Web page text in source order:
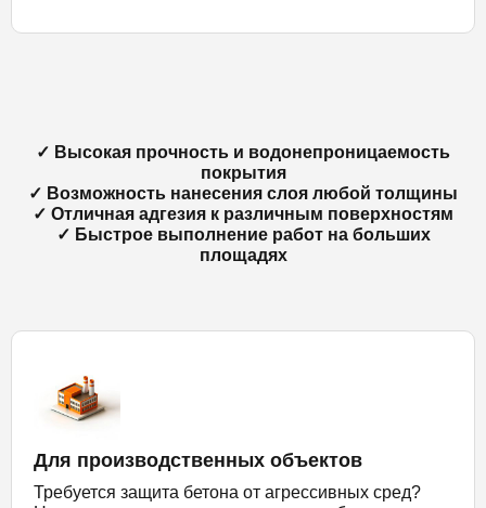
✓ Высокая прочность и водонепроницаемость
покрытия
✓ Возможность нанесения слоя любой толщины
✓ Отличная адгезия к различным поверхностям
✓ Быстрое выполнение работ на больших
площадях
Для производственных объектов
Требуется защита бетона от агрессивных сред?